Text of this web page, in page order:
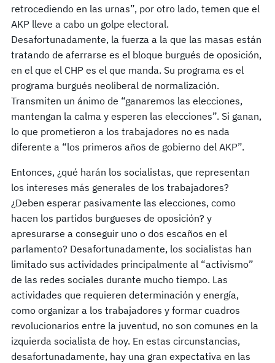
retrocediendo en las urnas”, por otro lado, temen que el
AKP lleve a cabo un golpe electoral.
Desafortunadamente, la fuerza a la que las masas están
tratando de aferrarse es el bloque burgués de oposición,
en el que el CHP es el que manda. Su programa es el
programa burgués neoliberal de normalización.
Transmiten un ánimo de “ganaremos las elecciones,
mantengan la calma y esperen las elecciones”. Si ganan,
lo que prometieron a los trabajadores no es nada
diferente a “los primeros años de gobierno del AKP”.
Entonces, ¿qué harán los socialistas, que representan
los intereses más generales de los trabajadores?
¿Deben esperar pasivamente las elecciones, como
hacen los partidos burgueses de oposición? y
apresurarse a conseguir uno o dos escaños en el
parlamento? Desafortunadamente, los socialistas han
limitado sus actividades principalmente al “activismo”
de las redes sociales durante mucho tiempo. Las
actividades que requieren determinación y energía,
como organizar a los trabajadores y formar cuadros
revolucionarios entre la juventud, no son comunes en la
izquierda socialista de hoy. En estas circunstancias,
desafortunadamente, hay una gran expectativa en las